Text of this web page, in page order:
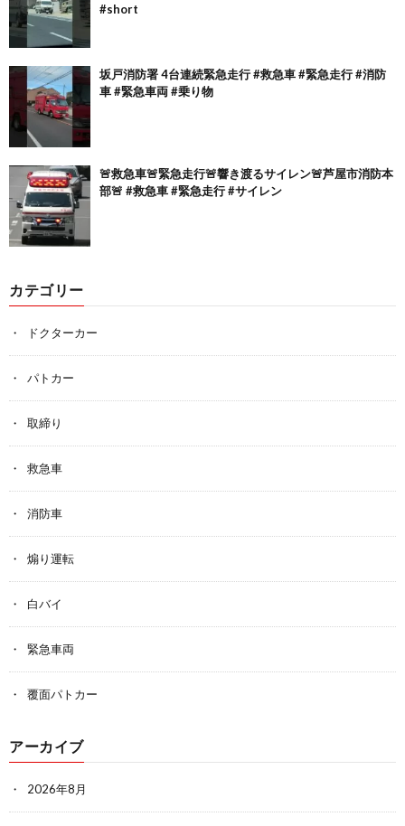
#short
坂戸消防署 4台連続緊急走行 #救急車 #緊急走行 #消防
車 #緊急車両 #乗り物
🚨救急車🚨緊急走行🚨響き渡るサイレン🚨芦屋市消防本
部🚨 #救急車 #緊急走行 #サイレン
カテゴリー
ドクターカー
パトカー
取締り
救急車
消防車
煽り運転
白バイ
緊急車両
覆面パトカー
アーカイブ
2026年8月